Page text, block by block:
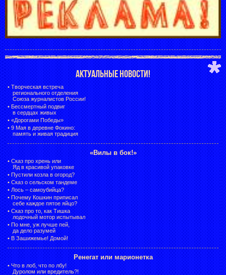
АКТУАЛЬНЫЕ НОВОСТИ!
• Творческая встреча
регионального отделения
Союза журналистов России!
• Бессмертный подвиг
в сердцах живых
• «Дорогами Победы»
• 9 Мая в деревне Фокино:
память и живая традиция
«Вилы в бок!»
• Сказ про хрень или
Яд в красивой упаковке
• Пустили козла в огород?
• Сказ о сельском тандеме
• Лось – самоубийца?
• Почему Кошкин приписал
себе каждое пятое яйцо?
• Сказ про то, как Тишка
лодочный мотор испытывал
• По мне, уж лучше пей,
да дело разумей
• В Зашижемье! Домой!
Ренегат или марионетка
• Что в лоб, что по лбу!
Дуролом или вредитель?!